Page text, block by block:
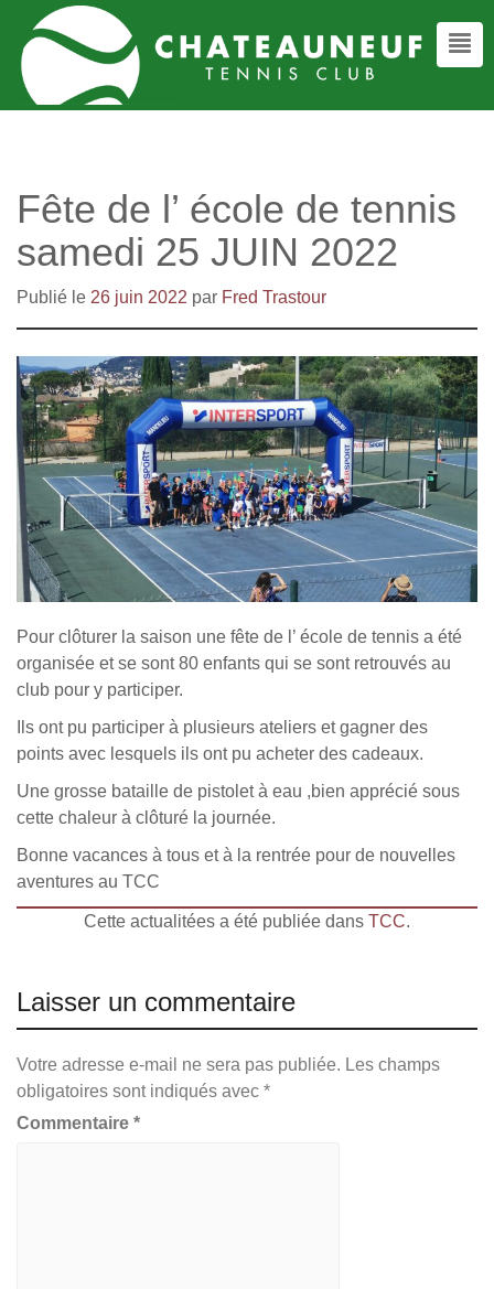
Fête de l’ école de tennis
samedi 25 JUIN 2022
Publié le 26 juin 2022 par Fred Trastour
Pour clôturer la saison une fête de l’ école de tennis a été
organisée et se sont 80 enfants qui se sont retrouvés au
club pour y participer.
Ils ont pu participer à plusieurs ateliers et gagner des
points avec lesquels ils ont pu acheter des cadeaux.
Une grosse bataille de pistolet à eau ,bien apprécié sous
cette chaleur à clôturé la journée.
Bonne vacances à tous et à la rentrée pour de nouvelles
aventures au TCC
Cette actualitées a été publiée dans TCC.
Laisser un commentaire
Votre adresse e-mail ne sera pas publiée. Les champs
obligatoires sont indiqués avec *
Commentaire *